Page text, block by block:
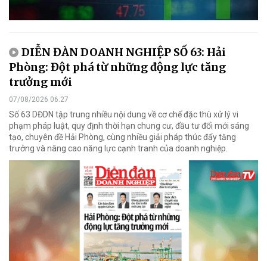
DIỄN ĐÀN DOANH NGHIỆP SỐ 63: Hải
Phòng: Đột phá từ những động lực tăng
trưởng mới
07/08/2026 06:27
Số 63 DĐDN tập trung nhiều nội dung về cơ chế đặc thù xử lý vi
phạm pháp luật, quy định thời hạn chung cư, đầu tư đổi mới sáng
tạo, chuyên đề Hải Phòng, cùng nhiều giải pháp thúc đẩy tăng
trưởng và nâng cao năng lực cạnh tranh của doanh nghiệp.